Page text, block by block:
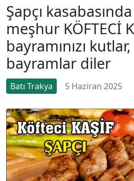
Şapçı
meşhur KÖFTECİ
bayramınızı kutlar,
bayramlar diler
Batı Trakya 5 Haziran 2025